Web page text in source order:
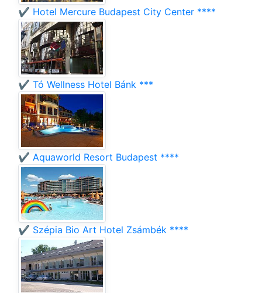
✔️ Hotel Mercure Budapest City Center ****
✔️ Tó Wellness Hotel Bánk ***
✔️ Aquaworld Resort Budapest ****
✔️ Szépia Bio Art Hotel Zsámbék ****